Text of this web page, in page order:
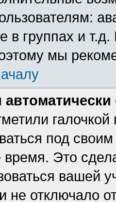
в группах и
мы
галочкой
под
время. Это
вашей
не отключало